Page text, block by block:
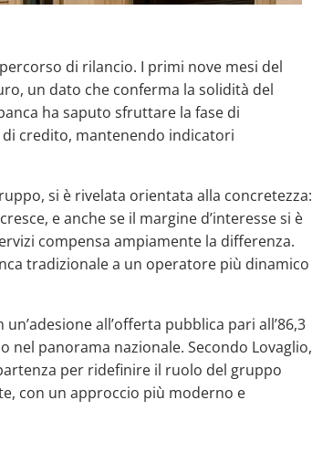
di rilancio. I primi nove mesi del
un dato che conferma la solidità del
ha saputo sfruttare la fase di
credito, mantenendo indicatori
si è rivelata orientata alla concretezza:
e anche se il margine d’interesse si è
compensa ampiamente la differenza.
tradizionale a un operatore più dinamico
all’offerta pubblica pari all’86,3
nel panorama nazionale. Secondo Lovaglio,
per ridefinire il ruolo del gruppo
con un approccio più moderno e